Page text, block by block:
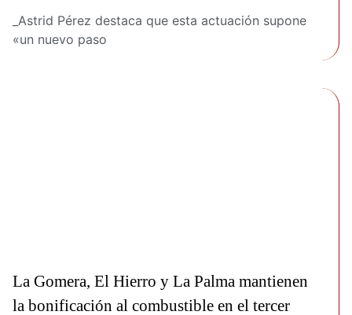
_Astrid Pérez destaca que esta actuación supone
«un nuevo paso
La Gomera, El Hierro y La Palma mantienen
la bonificación al combustible en el tercer